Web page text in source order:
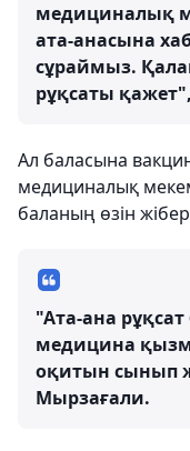
медициналық
ата-анасына
сұраймыз.
рұқсаты
Ал баласына
медициналық
баланың өзін
"Ата-ана рұқсат
медицина
оқитын сынып
Мырзағали.